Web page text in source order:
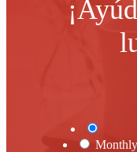
Monthly